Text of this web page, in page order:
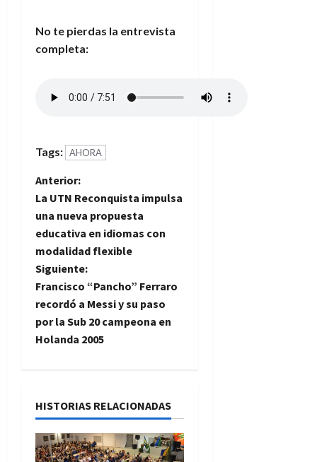
No te pierdas la entrevista
completa:
Tags: AHORA
N
a
v
e
g
a
ó
n
Anterior:
La UTN Reconquista impulsa
una nueva propuesta
educativa en idiomas con
modalidad flexible
Siguiente:
Francisco “Pancho” Ferraro
recordó a Messi y su paso
por la Sub 20 campeona en
Holanda 2005
HISTORIAS RELACIONADAS